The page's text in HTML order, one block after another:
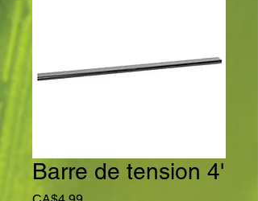
Barre de tension 4'